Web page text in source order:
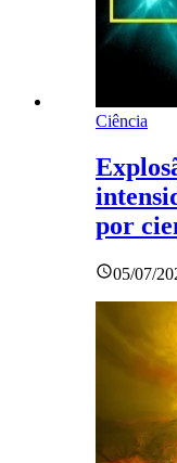
Ciência
por
05/07/